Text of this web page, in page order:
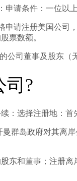
请条件：一位以
申请注册美国公司
票数额。
公司董事及股东（
司?
：选择注册地：
群岛政府对其离
东和董事；注册